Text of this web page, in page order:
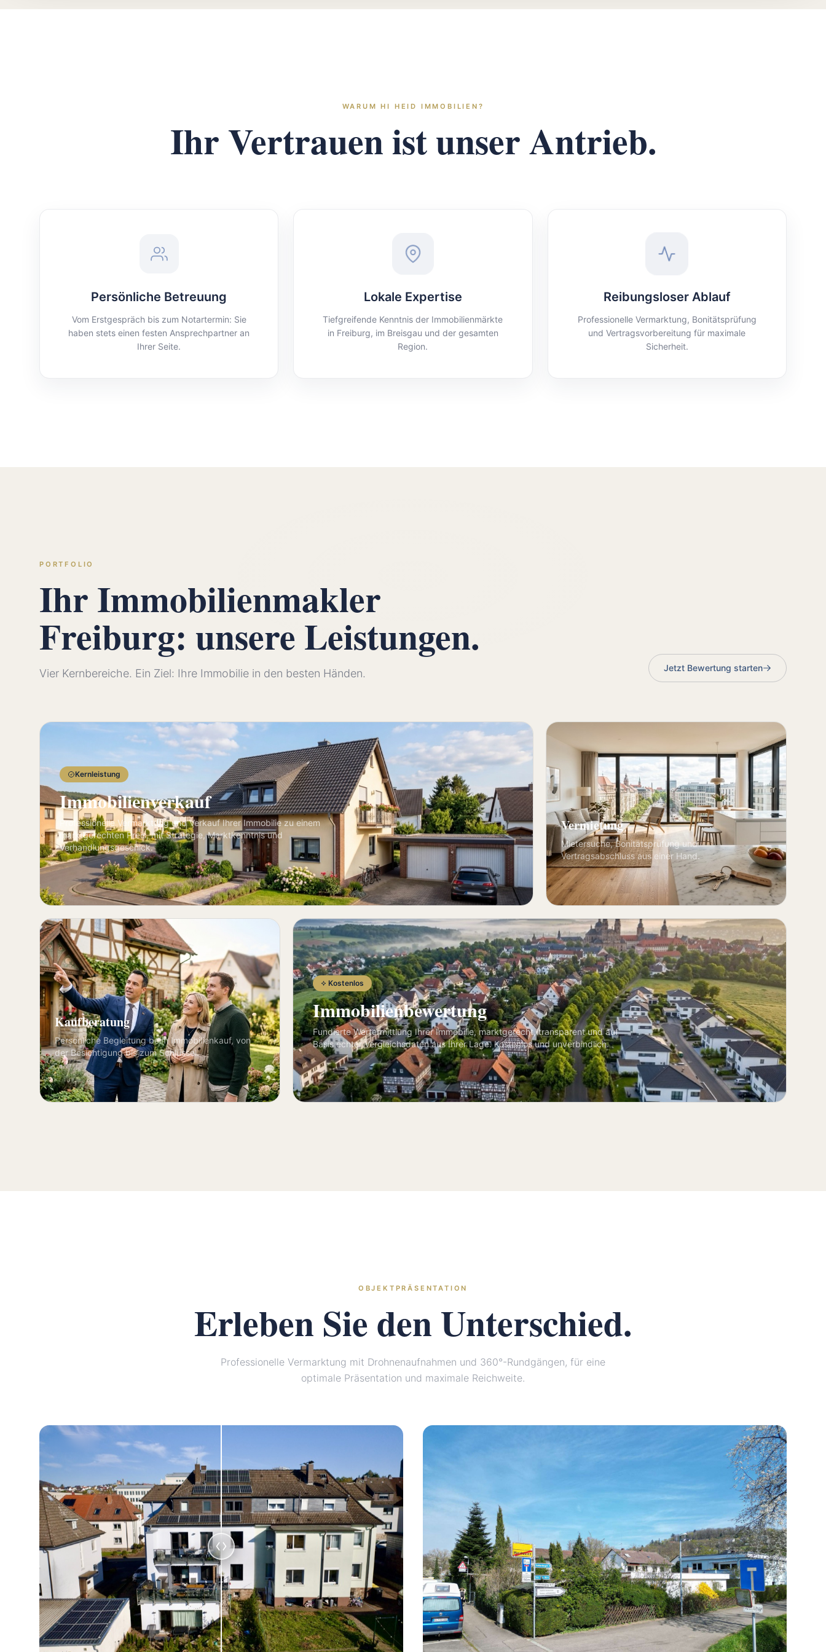
WARUM HI HEID IMMOBILIEN?
Ihr Vertrauen ist unserAntrieb.
Persönliche Betreuung
Vom Erstgespräch bis zum Notartermin: Sie
haben stets einen festen Ansprechpartner an
Ihrer Seite.
Lokale Expertise
Tiefgreifende Kenntnis der Immobilienmärkte
in Freiburg, im Breisgau und der gesamten
Region.
Reibungsloser Ablauf
Professionelle Vermarktung, Bonitätsprüfung
und Vertragsvorbereitung für maximale
Sicherheit.
PORTFOLIO
Ihr Immobilienmakler
Freiburg: unsereLeistungen.
Vier Kernbereiche. Ein Ziel: Ihre Immobilie in den besten Händen. Jetzt Bewertung starten
Kernleistung
Immobilienverkauf
Professionelle Vermarktung und Verkauf Ihrer Immobilie zu einem
marktgerechten Preis, mit Strategie, Marktkenntnis und
Verhandlungsgeschick.
Vermietung
Mietersuche, Bonitätsprüfung und
Vertragsabschluss aus einer Hand.
Kaufberatung
Persönliche Begleitung beim Immobilienkauf, von
der Besichtigung bis zum Schlüssel.
Kostenlos
Immobilienbewertung
Fundierte Wertermittlung Ihrer Immobilie, marktgerecht, transparent und auf
Basis echter Vergleichsdaten aus Ihrer Lage. Kostenlos und unverbindlich.
OBJEKTPRÄSENTATION
Erleben Sie denUnterschied.
Professionelle Vermarktung mit Drohnenaufnahmen und 360°-Rundgängen, für eine
optimale Präsentation und maximale Reichweite.